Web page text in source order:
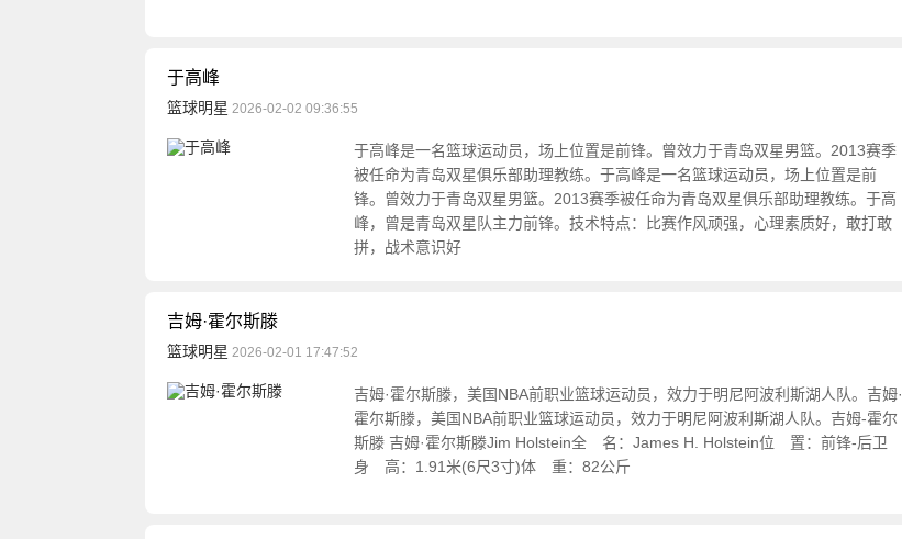
于高峰
篮球明星 2026-02-02 09:36:55
于高峰是一名篮球运动员，场上位置是前锋。曾效力于青岛双星男篮。2013赛季
被任命为青岛双星俱乐部助理教练。于高峰是一名篮球运动员，场上位置是前
锋。曾效力于青岛双星男篮。2013赛季被任命为青岛双星俱乐部助理教练。于高
峰，曾是青岛双星队主力前锋。技术特点：比赛作风顽强，心理素质好，敢打敢
拼，战术意识好
吉姆·霍尔斯滕
篮球明星 2026-02-01 17:47:52
吉姆·霍尔斯滕，美国NBA前职业篮球运动员，效力于明尼阿波利斯湖人队。吉姆·
霍尔斯滕，美国NBA前职业篮球运动员，效力于明尼阿波利斯湖人队。吉姆-霍尔
斯滕 吉姆·霍尔斯滕Jim Holstein全 名：James H. Holstein位 置：前锋-后卫
身 高：1.91米(6尺3寸)体 重：82公斤